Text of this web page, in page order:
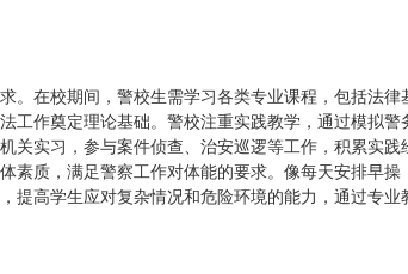
在校期间，警校生需学习各类专业课程，包括法律
工作奠定理论基础。警校注重实践教学，通过模拟警
关实习，参与案件侦查、治安巡逻等工作，积累实践
素质，满足警察工作对体能的要求。像每天安排早操
提高学生应对复杂情况和危险环境的能力，通过专业